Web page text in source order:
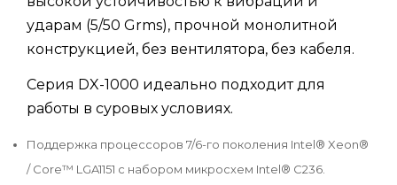
ударам (5/50 Grms), прочной монолитной
конструкцией, без вентилятора, без кабеля.
Серия DX-1000 идеально подходит для
работы в суровых условиях.
Поддержка процессоров 7/6-го поколения Intel® Xeon®
/ Core™ LGA1151 с набором микросхем Intel® C236.